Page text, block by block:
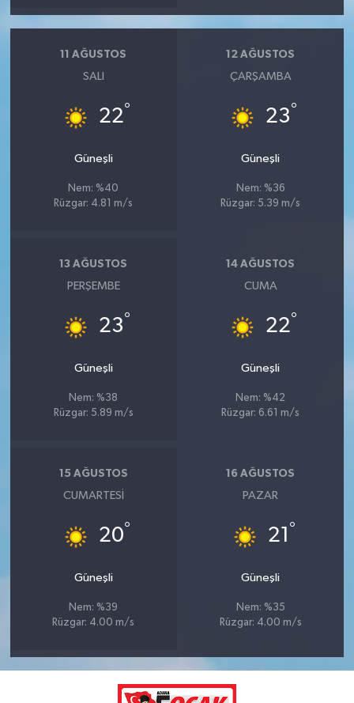
11 AĞUSTOS
SALI
22°
Güneşli
Nem: %40
Rüzgar: 4.81 m/s
12 AĞUSTOS
ÇARŞAMBA
23°
Güneşli
Nem: %36
Rüzgar: 5.39 m/s
13 AĞUSTOS
PERŞEMBE
23°
Güneşli
Nem: %38
Rüzgar: 5.89 m/s
14 AĞUSTOS
CUMA
22°
Güneşli
Nem: %42
Rüzgar: 6.61 m/s
15 AĞUSTOS
CUMARTESI
20°
Güneşli
Nem: %39
Rüzgar: 4.00 m/s
16 AĞUSTOS
PAZAR
21 °
Güneşli
Nem: %35
Rüzgar: 4.00 m/s